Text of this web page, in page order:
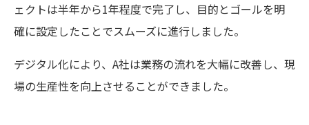
ェクトは半年から1年程度で完了し、目的とゴールを明
確に設定したことでスムーズに進行しました。
デジタル化により、A社は業務の流れを大幅に改善し、現
場の生産性を向上させることができました。